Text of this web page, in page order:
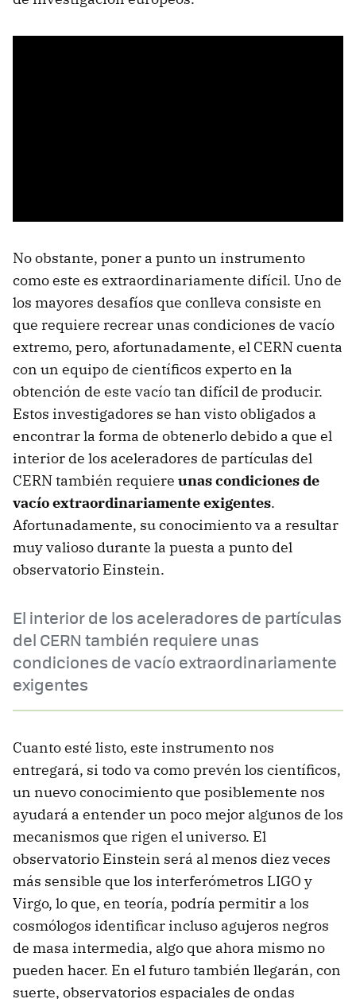
No obstante, poner a punto un instrumento
como este es extraordinariamente difícil. Uno de
los mayores desafíos que conlleva consiste en
que requiere recrear unas condiciones de vacío
extremo, pero, afortunadamente, el CERN cuenta
con un equipo de científicos experto en la
obtención de este vacío tan difícil de producir.
Estos investigadores se han visto obligados a
encontrar la forma de obtenerlo debido a que el
interior de los aceleradores de partículas del
CERN también requiere unas condiciones de
vacío extraordinariamente exigentes.
Afortunadamente, su conocimiento va a resultar
muy valioso durante la puesta a punto del
observatorio Einstein.
El interior de los aceleradores de partículas
del CERN también requiere unas
condiciones de vacío extraordinariamente
exigentes
Cuanto esté listo, este instrumento nos
entregará, si todo va como prevén los científicos,
un nuevo conocimiento que posiblemente nos
ayudará a entender un poco mejor algunos de los
mecanismos que rigen el universo. El
observatorio Einstein será al menos diez veces
más sensible que los interferómetros LIGO y
Virgo, lo que, en teoría, podría permitir a los
cosmólogos identificar incluso agujeros negros
de masa intermedia, algo que ahora mismo no
pueden hacer. En el futuro también llegarán, con
suerte, observatorios espaciales de ondas